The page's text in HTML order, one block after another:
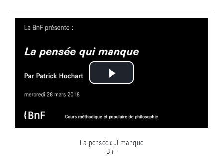
Lire
vidéo
La pensée qui manque
BnF